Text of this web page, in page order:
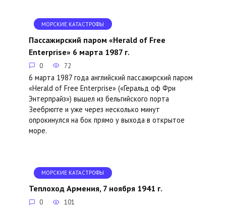
МОРСКИЕ КАТАСТРОФЫ
Пассажирский паром «Herald of Free
Enterprise» 6 марта 1987 г.
0 72
6 марта 1987 года английский пассажирский паром
«Herald of Free Enterprise» («Геральд оф Фри
Энтерпрайз») вышел из бельгийского порта
Зеебрюгге и уже через несколько минут
опрокинулся на бок прямо у выхода в открытое
море.
МОРСКИЕ КАТАСТРОФЫ
Теплоход Армения, 7 ноября 1941 г.
0 101